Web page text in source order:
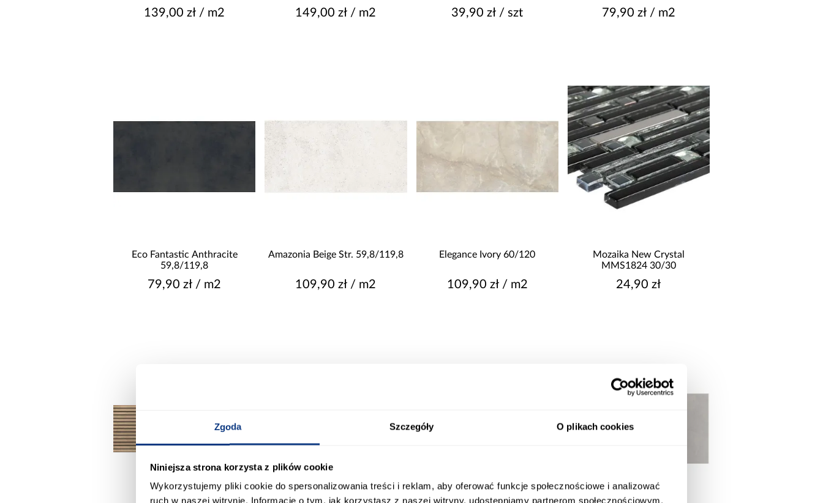
Zgoda Szczegóły O plikach cookies
Niniejsza strona korzysta z plików cookie
Wykorzystujemy pliki cookie do spersonalizowania treści i reklam, aby oferować funkcje społecznościowe i analizować
ruch w naszej witrynie. Informacje o tym, jak korzystasz z naszej witryny, udostępniamy partnerom społecznościowym,
CZAS REALIZACJI DO
beżowy
brązowy
Pokaż więcej
POWIERZCHNIA
Pokaż więcej
WZORNICTWO
carpet/patchwork
dekor
drewnopodobna
hexagon/oktagon
imitacja betonu
do wewnątrz
do wewnątrz i na zewnątrz
139,00 zł / m2 149,00 zł / m2 39,90 zł / szt 79,90 zł / m2
Eco Fantastic Anthracite
59,8/119,8
79,90 zł / m2
Amazonia Beige Str. 59,8/119,8
109,90 zł / m2
Elegance Ivory 60/120
109,90 zł / m2
Mozaika New Crystal
MMS1824 30/30
24,90 zł